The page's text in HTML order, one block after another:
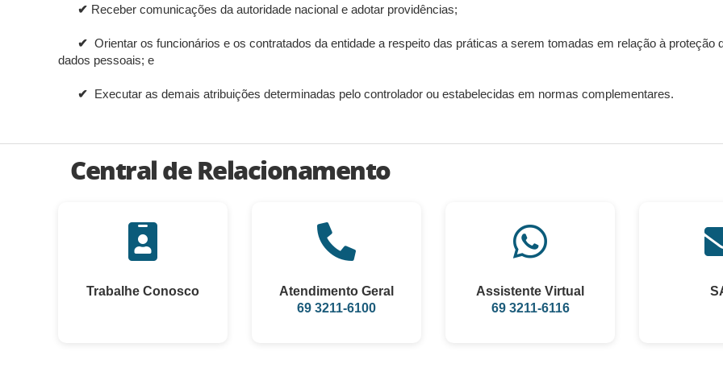
✔ Receber comunicações da autoridade nacional e adotar providências;
✔ Orientar os funcionários e os contratados da entidade a respeito das práticas a serem tomadas em relação à proteção
dados pessoais; e
✔ Executar as demais atribuições determinadas pelo controlador ou estabelecidas em normas complementares.
Central de Relacionamento
Trabalhe Conosco
Atendimento Geral
69 3211-6100
Assistente Virtual
69 3211-6116